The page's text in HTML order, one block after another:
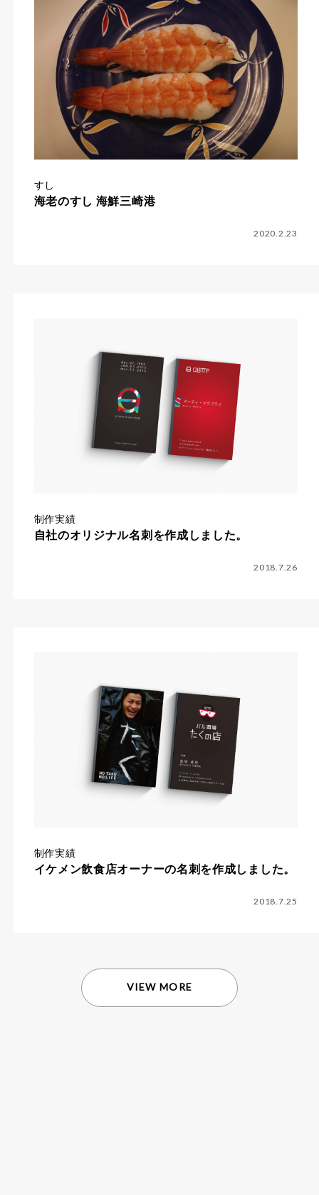
すし
海老のすし 海鮮三崎港
2020.2.23
制作実績
自社のオリジナル名刺を作成しました。
2018.7.26
制作実績
イケメン飲食店オーナーの名刺を作成しました。
2018.7.25
VIEW MORE